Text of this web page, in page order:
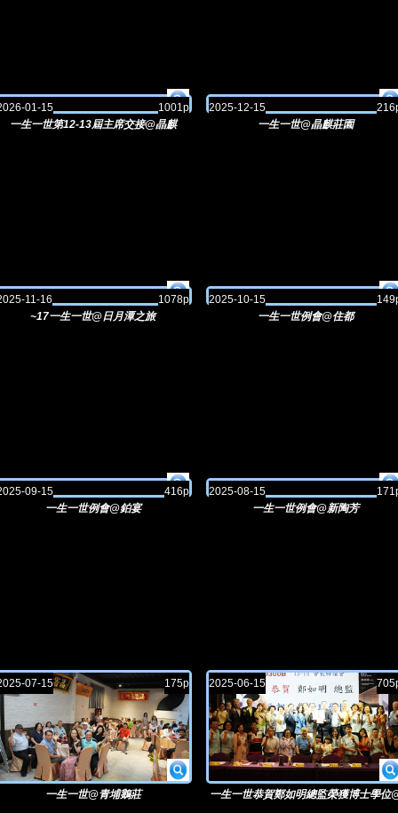
01-15
1001p
一生一世第12-13屆主席交接@晶麒
2025-12-15
一生一世@晶麒莊園
11-16
1078p
~17一生一世@日月潭之旅
2025-10-15
一生一世例會@住都
09-15
416p
一生一世例會@鉑宴
2025-08-15
一生一世例會@新陶芳
07-15 175p
一生一世@青埔鵝莊
2025-06-15
一生一世恭賀鄭如明總監榮獲博士學位